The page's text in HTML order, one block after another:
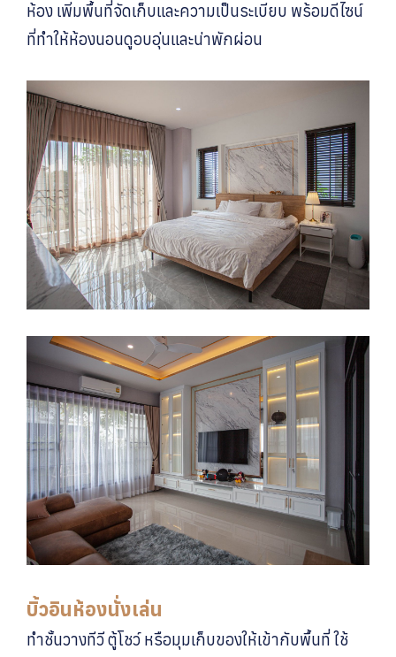
ห้อง เพิ่มพื้นที่จัดเก็บและความเป็นระเบียบ พร้อมดีไซน์
ที่ทำให้ห้องนอนดูอบอุ่นและน่าพักผ่อน
บิ้วอินห้องนั่งเล่น
ทำชั้นวางทีวี ตู้โชว์ หรือมุมเก็บของให้เข้ากับพื้นที่ ใช้